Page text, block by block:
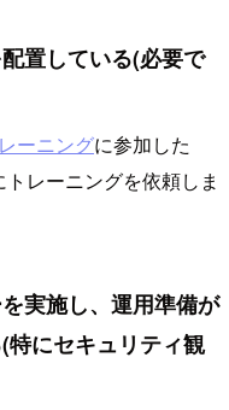
置している(必要で
ーニングに参加した
レーニングを依頼しま
実施し、運用準備が
にセキュリティ観